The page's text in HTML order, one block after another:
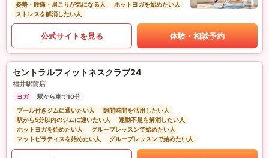
姿勢・腰痛・肩こりが気になる人
ホットヨガを始めたい人
ストレスを解消したい人
公式サイトを見る 体験・相談予約
セントラルフィットネスクラブ24
福井駅前店
ヨガ
駅から車で10分
プール付きジムに通いたい人
隙間時間を活用したい人
駅から5分以内のジムに通いたい人
運動不足を解消したい人
ホットヨガを始めたい人
グループレッスンで始めたい人
マットピラティスを始めたい人
グループレッスンで始めたい人